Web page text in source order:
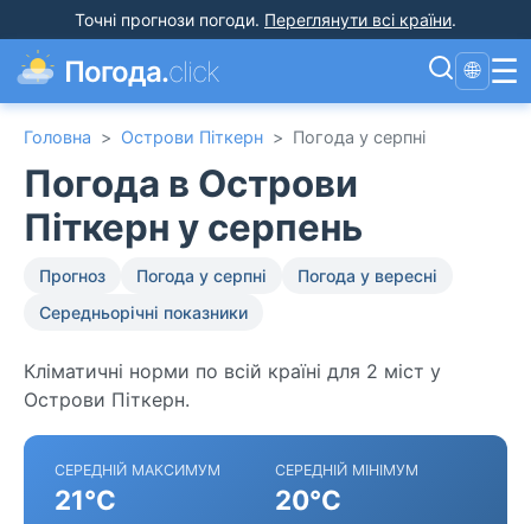
Точні прогнози погоди. Переглянути всі країни.
Погода.click 🌐 ☰
Головна > Острови Піткерн > Погода у серпні
Погода в Острови
Піткерн у серпень
Прогноз Погода у серпні
Погода у вересні
Середньорічні показники
Кліматичні норми по всій країні для 2 міст у
Острови Піткерн.
СЕРЕДНІЙ МАКСИМУМ
21°C
СЕРЕДНІЙ МІНІМУМ
20°C